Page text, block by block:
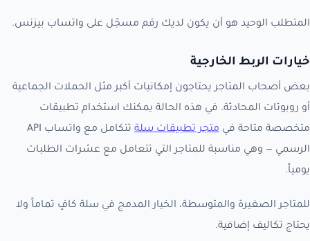
المتطلب الوحيد هو أن يكون لديك رقم مسجّل على واتساب بيزنس.
خيارات الربط الخارجية
بعض أصحاب المتاجر يحتاجون إمكانيات أكبر مثل الحملات الجماعية
أو روبوتات المحادثة. في هذه الحالة يمكنك استخدام تطبيقات
متخصصة متاحة في متجر تطبيقات سلة
تتكامل مع واتساب API
الرسمي — وهي مناسبة للمتاجر التي تتعامل مع عشرات الطلبات
يومياً.
للمتاجر الصغيرة والمتوسطة، الخيار المدمج في سلة كافٍ تماماً ولا
يحتاج تكاليف إضافية.